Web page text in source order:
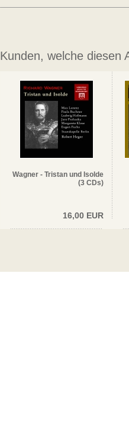
Kunden, welche diesen
Wagner - Tristan und Isolde
(3 CDs)
16,00 EUR